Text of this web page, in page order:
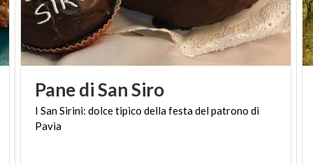
PanediSanSiro
I SanSirini: dolcetipico dellafestadelpatrono di
Pavia